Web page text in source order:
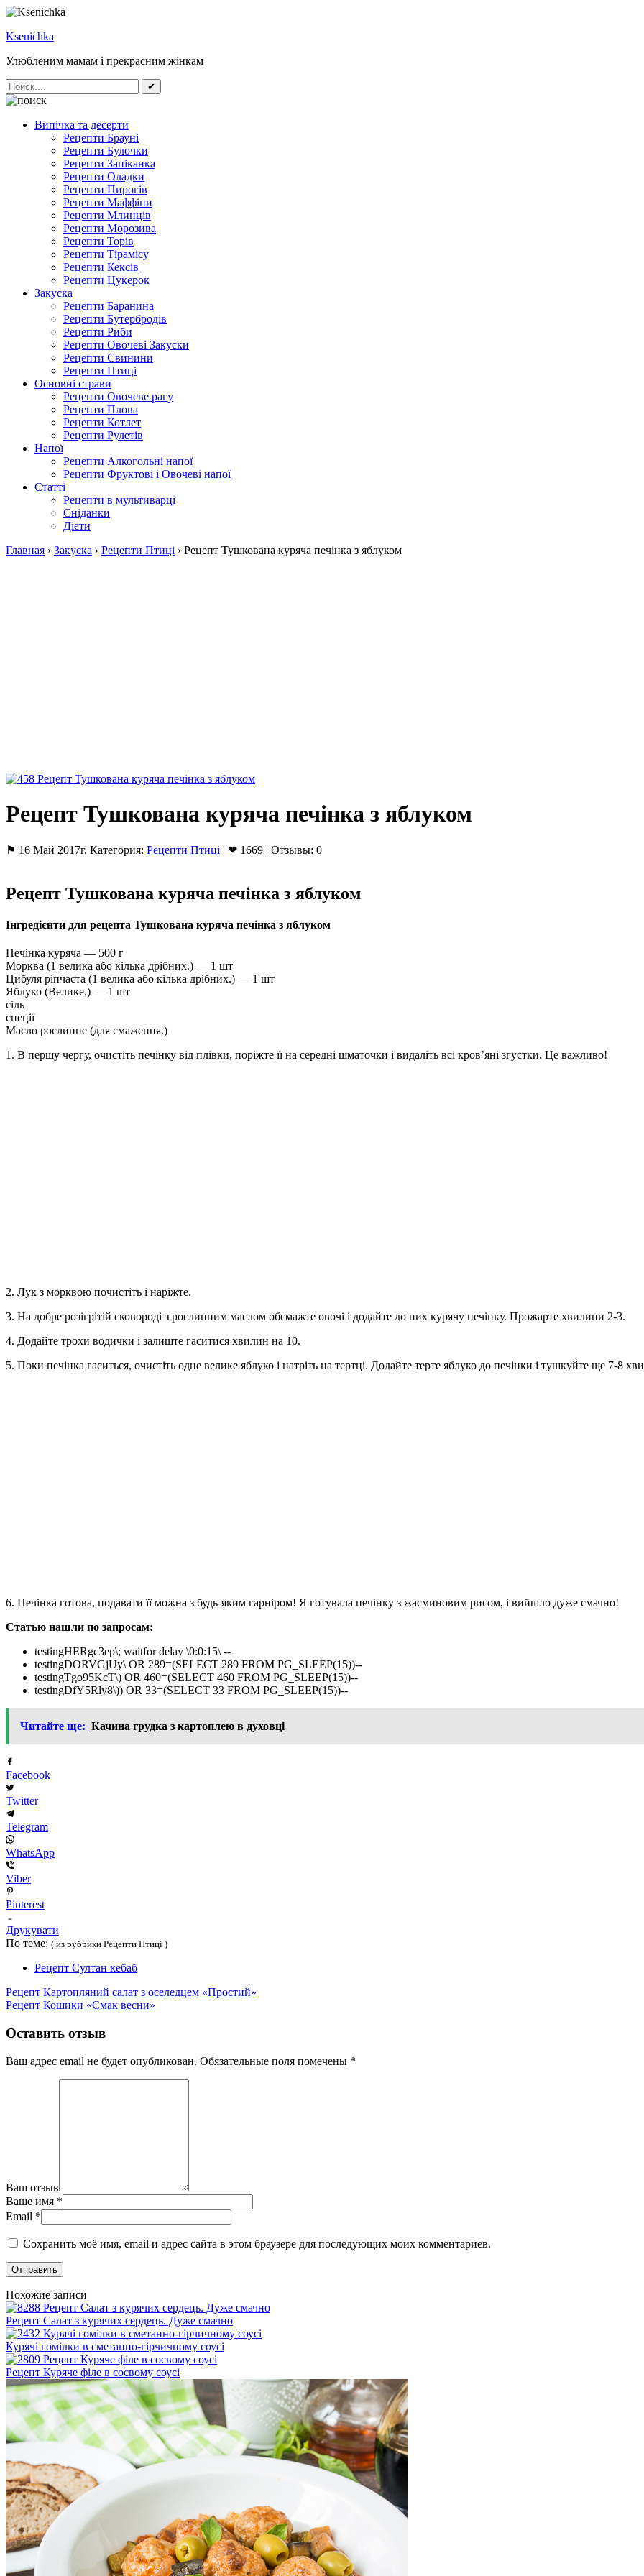
Ksenichka
Улюбленим мамам і прекрасним жінкам
✔
Випічка та десерти
Рецепти Брауні
Рецепти Булочки
Рецепти Запіканка
Рецепти Оладки
Рецепти Пирогів
Рецепти Маффіни
Рецепти Млинців
Рецепти Морозива
Рецепти Торів
Рецепти Тірамісу
Рецепти Кексів
Рецепти Цукерок
Закуска
Рецепти Баранина
Рецепти Бутербродів
Рецепти Риби
Рецепти Овочеві Закуски
Рецепти Свинини
Рецепти Птиці
Основні страви
Рецепти Овочеве рагу
Рецепти Плова
Рецепти Котлет
Рецепти Рулетів
Напої
Рецепти Алкогольні напої
Рецепти Фруктові і Овочеві напої
Статті
Рецепти в мультиварці
Сніданки
Дієти
Главная › Закуска › Рецепти Птиці › Рецепт Тушкована куряча печінка з яблуком
Рецепт Тушкована куряча печінка з яблуком
⚑ 16 Май 2017г. Категория: Рецепти Птиці | ❤ 1669 | Отзывы: 0
Рецепт Тушкована куряча печінка з яблуком
Інгредієнти для рецепта Тушкована куряча печінка з яблуком
Печінка куряча — 500 г
Морква (1 велика або кілька дрібних.) — 1 шт
Цибуля ріпчаста (1 велика або кілька дрібних.) — 1 шт
Яблуко (Велике.) — 1 шт
сіль
спеції
Масло рослинне (для смаження.)
1. В першу чергу, очистіть печінку від плівки, поріжте її на середні шматочки і видаліть всі кров’яні згустки. Це важливо!
2. Лук з морквою почистіть і наріжте.
3. На добре розігрітій сковороді з рослинним маслом обсмажте овочі і додайте до них курячу печінку. Прожарте хвилини 2-3.
4. Додайте трохи водички і залиште гаситися хвилин на 10.
5. Поки печінка гаситься, очистіть одне велике яблуко і натріть на тертці. Додайте терте яблуко до печінки і тушкуйте ще 7-8
6. Печінка готова, подавати її можна з будь-яким гарніром! Я готувала печінку з жасминовим рисом, і вийшло дуже смачно!
Статью нашли по запросам:
testingHERgc3ep\; waitfor delay \0:0:15\ --
testingDORVGjUy\ OR 289=(SELECT 289 FROM PG_SLEEP(15))--
testingTgo95KcT\) OR 460=(SELECT 460 FROM PG_SLEEP(15))--
testingDfY5Rly8\)) OR 33=(SELECT 33 FROM PG_SLEEP(15))--
Читайте ще: Качина грудка з картоплею в духовці
Facebook
Twitter
Telegram
WhatsApp
Viber
Pinterest
Друкувати
По теме: ( из рубрики Рецепти Птиці )
Рецепт Султан кебаб
Рецепт Картопляний салат з оселедцем «Простий»
Рецепт Кошики «Смак весни»
Оставить отзыв
Ваш адрес email не будет опубликован. Обязательные поля помечены *
Ваш отзыв
Ваше имя *
Email *
Сохранить моё имя, email и адрес сайта в этом браузере для последующих моих комментариев.
Похожие записи
Рецепт Салат з курячих сердець. Дуже смачно
Курячі гомілки в сметанно-гірчичному соусі
Рецепт Куряче філе в соєвому соусі